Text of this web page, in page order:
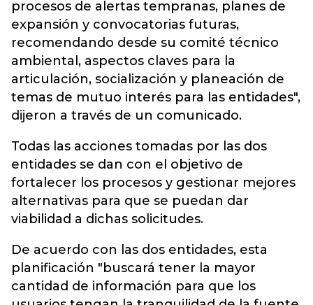
procesos de alertas tempranas, planes de
expansión y convocatorias futuras,
recomendando desde su comité técnico
ambiental, aspectos claves para la
articulación, socialización y planeación de
temas de mutuo interés para las entidades",
dijeron a través de un comunicado.
Todas las acciones tomadas por las dos
entidades se dan con el objetivo de
fortalecer los procesos y gestionar mejores
alternativas para que se puedan dar
viabilidad a dichas solicitudes.
De acuerdo con las dos entidades, esta
planificación "buscará tener la mayor
cantidad de información para que los